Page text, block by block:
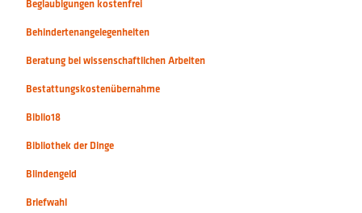
Beglaubigungen kostenfrei
Behindertenangelegenheiten
Beratung bei wissenschaftlichen Arbeiten
Bestattungskostenübernahme
Biblio18
Bibliothek der Dinge
Blindengeld
Briefwahl